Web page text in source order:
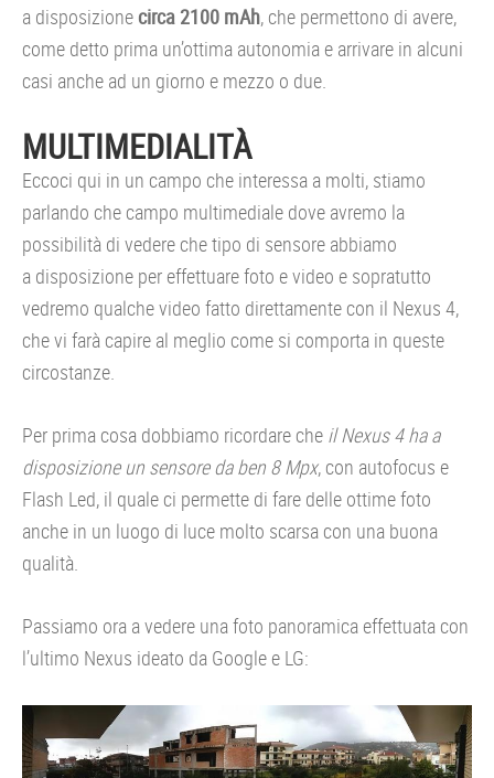
a disposizione circa 2100 mAh, che permettono di avere,
come detto prima un’ottima autonomia e arrivare in alcuni
casi anche ad un giorno e mezzo o due.
MULTIMEDIALITÀ
Eccoci qui in un campo che interessa a molti, stiamo
parlando che campo multimediale dove avremo la
possibilità di vedere che tipo di sensore abbiamo
a disposizione per effettuare foto e video e sopratutto
vedremo qualche video fatto direttamente con il Nexus 4,
che vi farà capire al meglio come si comporta in queste
circostanze.
Per prima cosa dobbiamo ricordare che il Nexus 4 ha a
disposizione un sensore da ben 8 Mpx, con autofocus e
Flash Led, il quale ci permette di fare delle ottime foto
anche in un luogo di luce molto scarsa con una buona
qualità.
Passiamo ora a vedere una foto panoramica effettuata con
l’ultimo Nexus ideato da Google e LG: